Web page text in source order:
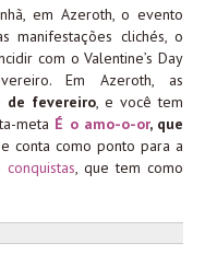
em Azeroth, o evento
manifestações clichés, o
com o Valentine’s Day
Em Azeroth, as
de fevereiro, e você tem
meta É o amo-o-or, que
conta como ponto para a
, que tem como